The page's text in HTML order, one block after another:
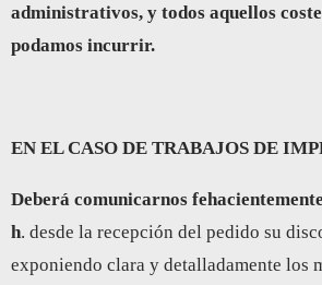
administrativos, y todos aquellos
podamos incurrir.
EN EL CASO DE TRABAJOS DE
Deberá comunicarnos
h. desde la recepción del pedido su
exponiendo clara y detalladamente los